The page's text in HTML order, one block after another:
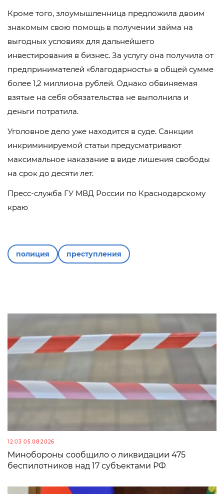
Кроме того, злоумышленница предложила двоим
знакомым свою помощь в получении займа на
выгодных условиях для дальнейшего
инвестирования в бизнес. За услугу она получила от
предпринимателей «благодарность» в общей сумме
более 1,2 миллиона рублей. Однако обвиняемая
взятые на себя обязательства не выполнила и
деньги потратила.
Уголовное дело уже находится в суде. Санкции
инкриминируемой статьи предусматривают
максимальное наказание в виде лишения свободы
на срок до десяти лет.
Пресс-служба ГУ МВД России по Краснодарскому
краю
полиция преступления
12:03 05.08.2026
Минобороны сообщило о ликвидации 475
беспилотников над 17 субъектами РФ